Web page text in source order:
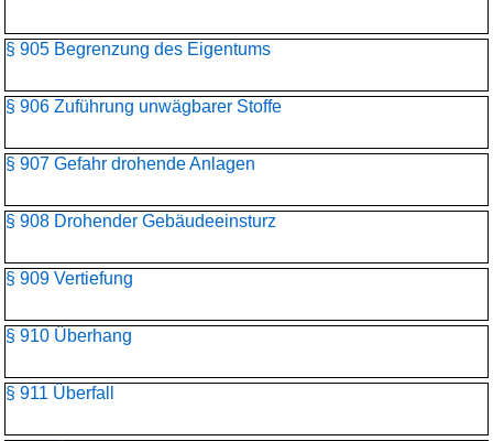
§ 905 Begrenzung des Eigentums
§ 906 Zuführung unwägbarer Stoffe
§ 907 Gefahr drohende Anlagen
§ 908 Drohender Gebäudeeinsturz
§ 909 Vertiefung
§ 910 Überhang
§ 911 Überfall